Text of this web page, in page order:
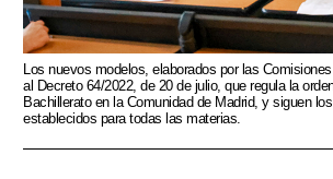
Los nuevos modelos, elaborados por las
al Decreto 64/2022, de 20 de julio, que regula la
Bachillerato en la Comunidad de Madrid, y siguen
establecidos para todas las materias.